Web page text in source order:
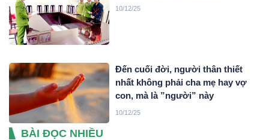
10/12/25
Đến cuối đời, người thân thiết
nhất không phải cha mẹ hay vợ
con, mà là ”người” này
10/12/25
BÀI ĐỌC NHIỀU